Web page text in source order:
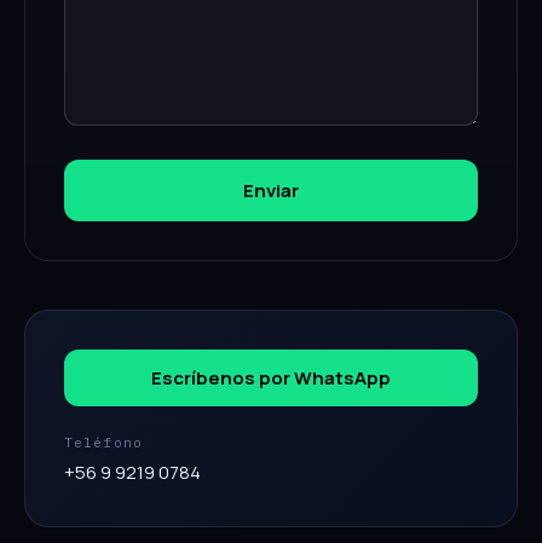
Enviar
Escríbenos por WhatsApp
Teléfono
+56 9 9219 0784